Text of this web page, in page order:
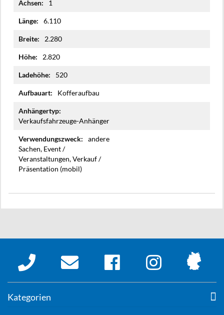
1
6.110
2.280
2.820
520
Kofferaufbau
Verkaufsfahrzeuge-Anhänger
andere
Sachen, Event /
Veranstaltungen, Verkauf /
Präsentation (mobil)
Kategorien